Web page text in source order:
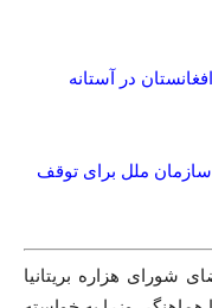
در آستانه
سازمان ملل برای توقف
شورای هزاره بریتانیا